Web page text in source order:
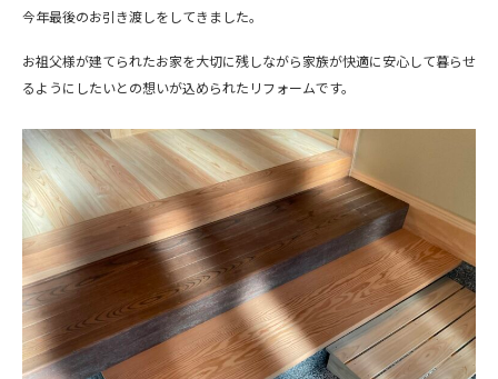
今年最後のお引き渡しをしてきました。
お祖父様が建てられたお家を大切に残しながら家族が快適に安心して暮らせ
るようにしたいとの想いが込められたリフォームです。